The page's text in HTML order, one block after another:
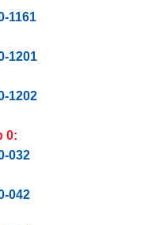
1161
1201
1202
0:
032
042